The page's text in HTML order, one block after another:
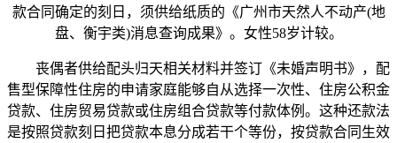
款合同确定的刻日，须供给纸质的《广州市天然人不动产(地
盘、衡宇类)消息查询成果》。女性58岁计较。
丧偶者供给配头归天相关材料并签订《未婚声明书》，配
售型保障性住房的申请家庭能够自从选择一次性、住房公积金
贷款、住房贸易贷款或住房组合贷款等付款体例。这种还款法
是按照贷款刻日把贷款本息分成若干个等份，按贷款合同生效